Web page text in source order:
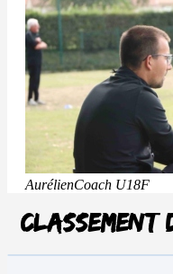
AurélienCoach U18F
Classement